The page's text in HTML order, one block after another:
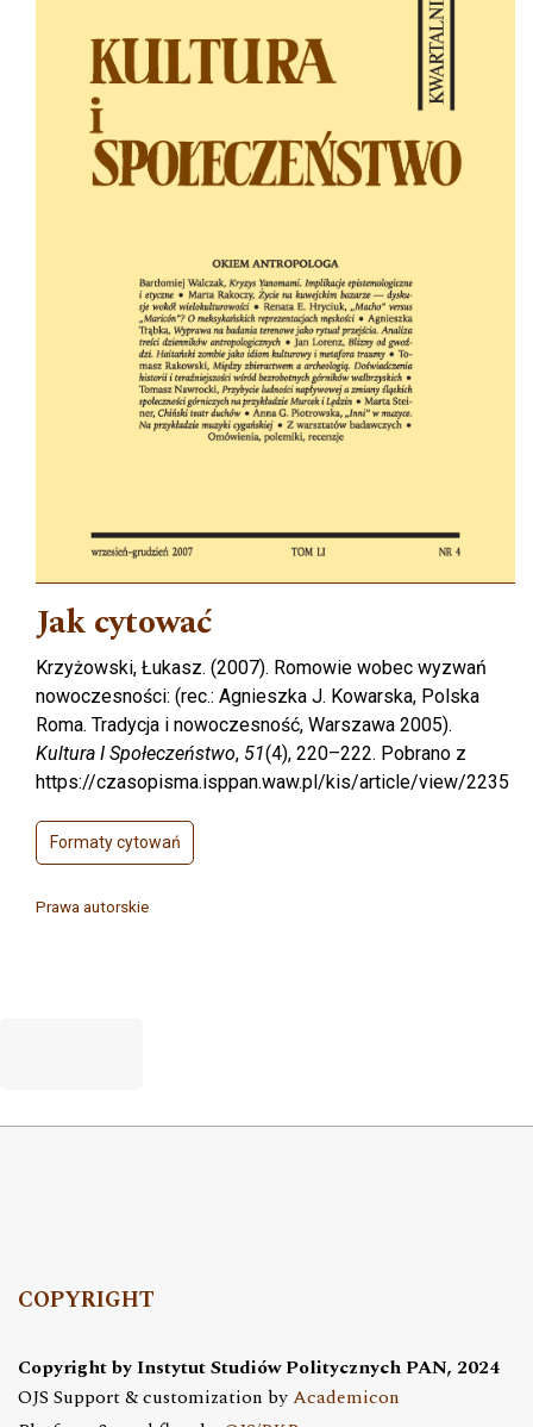
Jak cytować
Krzyżowski, Łukasz. (2007). Romowie wobec wyzwań
nowoczesności: (rec.: Agnieszka J. Kowarska, Polska
Roma. Tradycja i nowoczesność, Warszawa 2005).
Kultura I Społeczeństwo, 51(4), 220–222. Pobrano z
https://czasopisma.isppan.waw.pl/kis/article/view/2235
Formaty cytowań
Prawa autorskie
COPYRIGHT
Copyright by Instytut Studiów Politycznych PAN, 2024
OJS Support & customization byAcademicon